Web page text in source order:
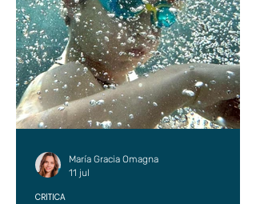
CRÍTICA
María Gracia Omagna
11 jul